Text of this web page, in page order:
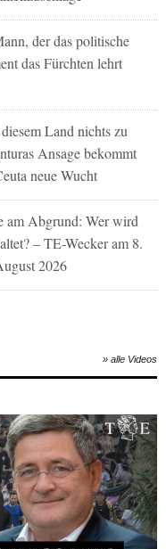
der das politische
das Fürchten lehrt
Land nichts zu
Ansage bekommt
neue Wucht
am Abgrund: Wer wird
– TE-Wecker am 8.
2026
» alle Videos